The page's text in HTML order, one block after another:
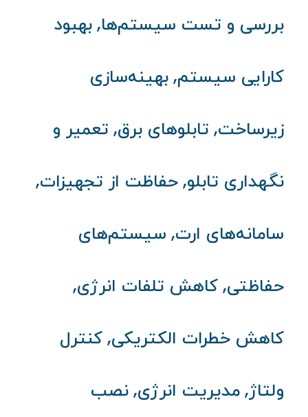
بررسی و تست سیستم‌ها, بهبود
کارایی سیستم, بهینه‌سازی
زیرساخت, تابلوهای برق, تعمیر و
نگهداری تابلو, حفاظت از تجهیزات,
سامانه‌های ارت, سیستم‌های
حفاظتی, کاهش تلفات انرژی,
کاهش خطرات الکتریکی, کنترل
ولتاژ, مدیریت انرژی, نصب